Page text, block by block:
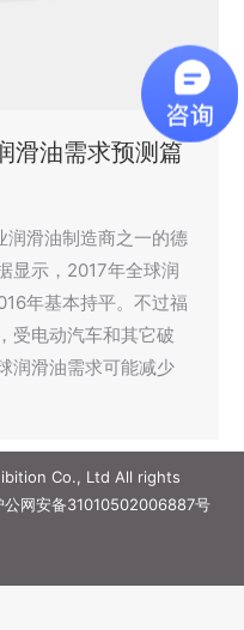
油需求预测篇
润滑油制造商之一的德
显示，2017年全球润
年基本持平。不过福
受电动汽车和其它破
润滑油需求可能减少
Co., Ltd All rights
网安备31010502006887号